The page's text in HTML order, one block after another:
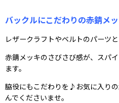
バックルにこだわりの赤錆メ
レザークラフトやベルトのパーツ
赤錆メッキのさびさび感が、スパ
ます。
脇役にもこだわりを♪お気に入り
んでくださいませ。